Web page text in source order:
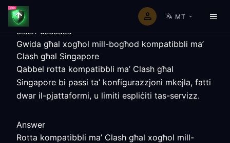
MT
clash-usecase
Gwida għal xogħol mill-bogħod kompatibbli ma’
Clash għal Singapore
Qabbel rotta kompatibbli ma’ Clash għal
Singapore bi passi ta’ konfigurazzjoni mkejla, fatti
dwar il-pjattaformi, u limiti espliċiti tas-servizz.
Answer
Rotta kompatibbli ma’ Clash għal xogħol mill-